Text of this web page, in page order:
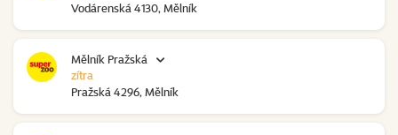
Vodárenská 4130, Mělník
Mělník Pražská
Pražská 4296, Mělník
zítra